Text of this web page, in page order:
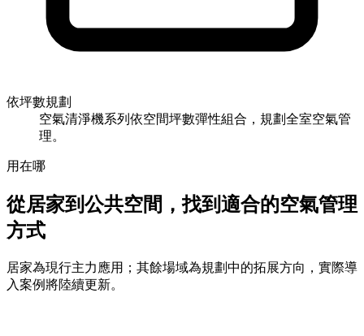
依坪數規劃
空氣清淨機系列依空間坪數彈性組合，規劃全室空氣管
理。
用在哪
從居家到公共空間，找到適合的空氣管理
方式
居家為現行主力應用；其餘場域為規劃中的拓展方向，實際導
入案例將陸續更新。